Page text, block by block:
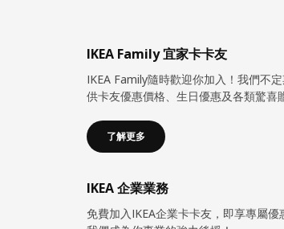
IKEA Family 宜家卡卡友
IKEA Family隨時歡迎你加入！我們不
供卡友優惠價格、生日優惠及各類驚喜
了解更多
IKEA 企業業務
免費加入IKEA企業卡卡友，即享專屬優